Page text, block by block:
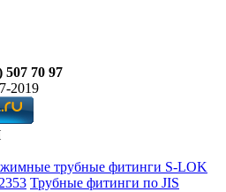
507 70 97
2019
трубные фитинги S-LOK
Трубные фитинги по JIS